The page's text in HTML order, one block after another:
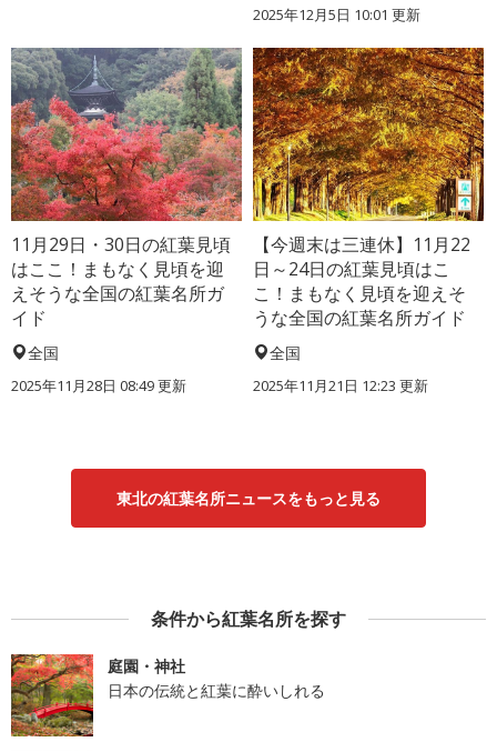
2025年12月5日 10:01 更新
11月29日・30日の紅葉見頃
はここ！まもなく見頃を迎
えそうな全国の紅葉名所ガ
イド
全国
2025年11月28日 08:49 更新
【今週末は三連休】11月22
日～24日の紅葉見頃はこ
こ！まもなく見頃を迎えそ
うな全国の紅葉名所ガイド
全国
2025年11月21日 12:23 更新
東北の紅葉名所ニュースをもっと見る
条件から紅葉名所を探す
庭園・神社
日本の伝統と紅葉に酔いしれる